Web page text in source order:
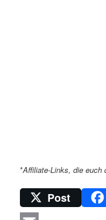
*Affiliate-Links, die euch
Post